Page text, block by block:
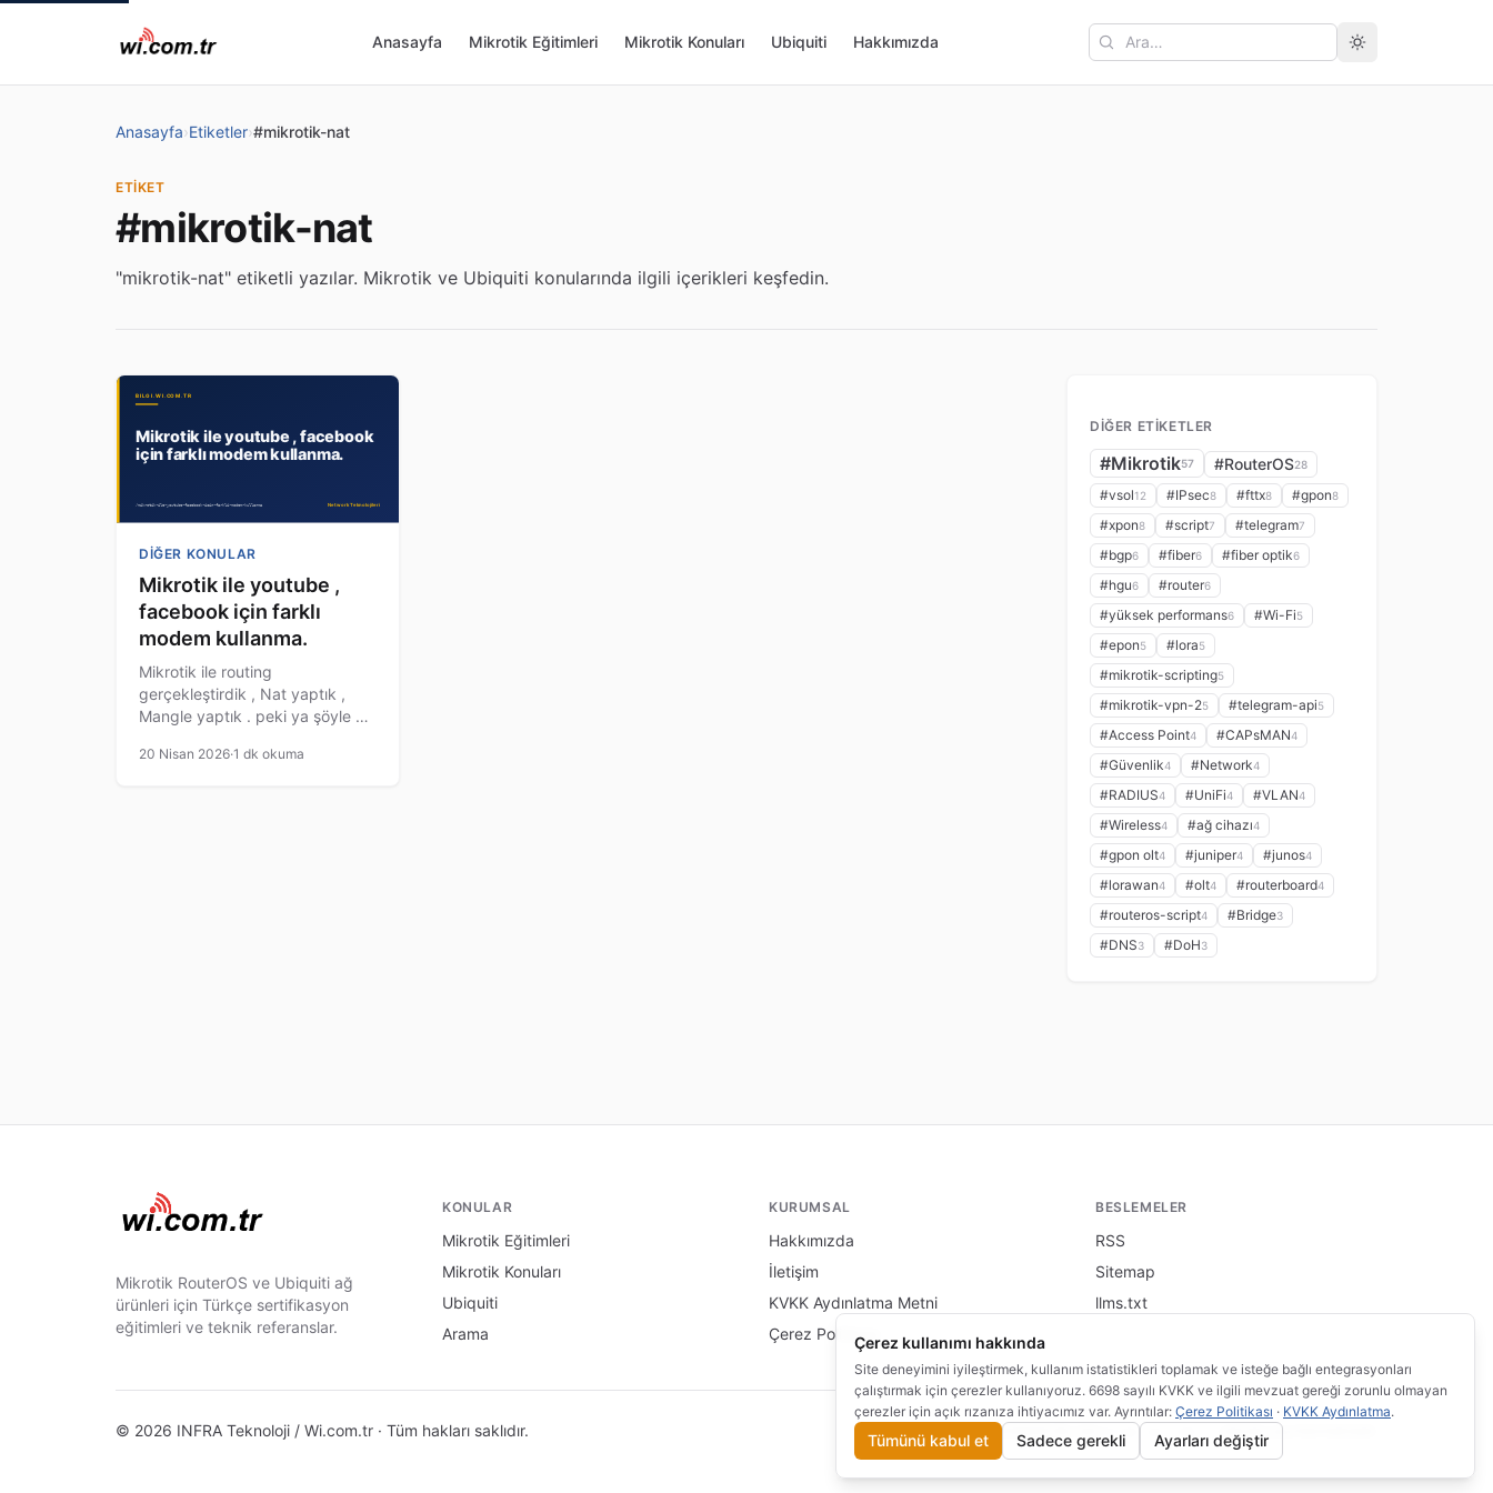
Anasayfa Mikrotik Eğitimleri Mikrotik Konuları Ubiquiti Hakkımızda
Ara
Anasayfa›Etiketler›#mikrotik-nat
ETIKET
#mikrotik-nat
"mikrotik-nat" etiketli yazılar. Mikrotik ve Ubiquiti konularında ilgili içerikleri keşfedin.
DIĞER KONULAR
Mikrotik ile youtube ,
facebook için farklı
modem kullanma.
Mikrotik ile routing
gerçekleştirdik , Nat yaptık ,
Mangle yaptık . peki ya şöyle bir
oluşturabiliriz. ; bu konuda
20 Nisan 2026·1 dk okuma
DIĞER ETIKETLER
#Mikrotik57 #RouterOS28
#vsol12 #IPsec8 #fttx8 #gpon8
#xpon8 #script7 #telegram7
#bgp6 #fiber6 #fiber optik6
#hgu6 #router6
#yüksek performans6 #Wi-Fi5
#epon5 #lora5
#mikrotik-scripting5
#mikrotik-vpn-25 #telegram-api5
#Access Point4 #CAPsMAN4
#Güvenlik4 #Network4
#RADIUS4 #UniFi4 #VLAN4
#Wireless4 #ağ cihazı4
#gpon olt4 #juniper4 #junos4
#lorawan4 #olt4 #routerboard4
#routeros-script4 #Bridge3
#DNS3 #DoH3
Mikrotik RouterOS ve Ubiquiti ağ
ürünleri için Türkçe sertifikasyon
eğitimleri ve teknik referanslar.
KONULAR
Mikrotik Eğitimleri
Mikrotik Konuları
Ubiquiti
Arama
KURUMSAL
Hakkımızda
İletişim
KVKK Aydınlatma Metni
Çerez Politikası
BESLEMELER
RSS
Sitemap
llms.txt
© 2026 INFRA Teknoloji / Wi.com.tr · Tüm hakları saklıdır. Çerez Tercihlerim bilgi.wi.com.tr altında yayınlanmaktadır.
Çerez kullanımı hakkında
Site deneyimini iyileştirmek, kullanım istatistikleri toplamak ve isteğe bağlı entegrasyonları
çalıştırmak için çerezler kullanıyoruz. 6698 sayılı KVKK ve ilgili mevzuat gereği zorunlu olmayan
çerezler için açık rızanıza ihtiyacımız var. Ayrıntılar: Çerez Politikası · KVKK Aydınlatma.
Tümünü kabul et Sadece gerekli Ayarları değiştir